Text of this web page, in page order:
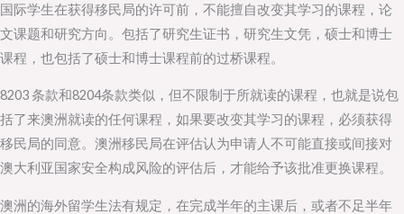
国际学生在获得移民局的许可前，不能擅自改变其学习的课程，论
文课题和研究方向。包括了研究生证书，研究生文凭，硕士和博士
课程，也包括了硕士和博士课程前的过桥课程。
8203 条款和8204条款类似，但不限制于所就读的课程，也就是说包
括了来澳洲就读的任何课程，如果要改变其学习的课程，必须获得
移民局的同意。澳洲移民局在评估认为申请人不可能直接或间接对
澳大利亚国家安全构成风险的评估后，才能给予该批准更换课程。
澳洲的海外留学生法有规定，在完成半年的主课后，或者不足半年